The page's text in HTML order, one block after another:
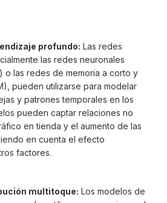
profundo: Las redes
las redes neuronales
o las redes de memoria a corto y
pueden utilizarse para modelar
y patrones temporales en los
pueden captar relaciones no
en tienda y el aumento de las
en cuenta el efecto
factores.
multitoque: Los modelos de